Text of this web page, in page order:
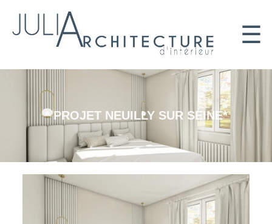
☰
* PROJET NEUILLY SUR SEINE*